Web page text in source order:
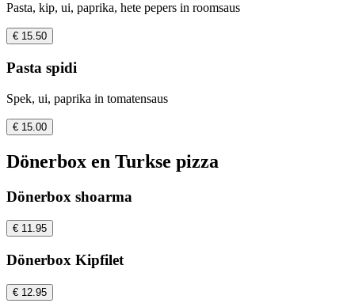
Pasta, kip, ui, paprika, hete pepers in roomsaus
€ 15.50
Pasta spidi
Spek, ui, paprika in tomatensaus
€ 15.00
Dönerbox en Turkse pizza
Dönerbox shoarma
€ 11.95
Dönerbox Kipfilet
€ 12.95